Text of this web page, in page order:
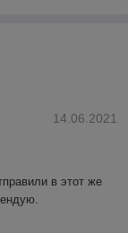
14.06.2021
в этот же